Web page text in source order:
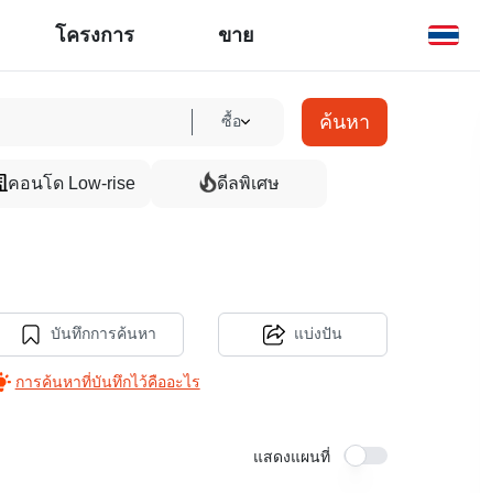
โครงการ ขาย
ซื้อ ค้นหา
คอนโด Low-rise ดีลพิเศษ
บันทึกการค้นหา
การค้นหาที่บันทึกไว้คืออะไร
แบ่งปัน
แสดงแผนที่